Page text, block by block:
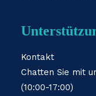
Kontakt
Chatten Sie mit
(10:00-17:00)